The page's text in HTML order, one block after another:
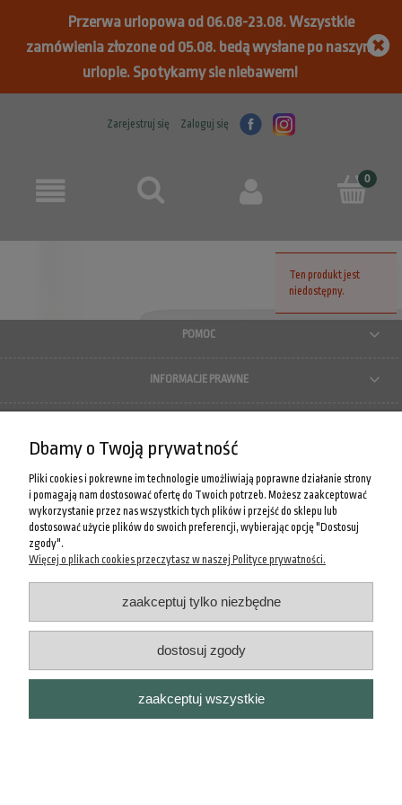
Przerwa urlopowa od 06.08-23.08. Wszystkie
zamówienia złozone od 05.08. bedą wysłane po naszym
urlopie. Spotykamy sie niebawem!
Zarejestruj się Zaloguj się
Ten produkt jest
niedostępny.
POMOC
INFORMACJE PRAWNE
pokaż pełną wersję strony
Dbamy o Twoją prywatność
Pliki cookies i pokrewne im technologie umożliwiają poprawne działanie strony
i pomagają nam dostosować ofertę do Twoich potrzeb. Możesz zaakceptować
wykorzystanie przez nas wszystkich tych plików i przejść do sklepu lub
dostosować użycie plików do swoich preferencji, wybierając opcję "Dostosuj
zgody".
Więcej o plikach cookies przeczytasz w naszej Polityce prywatności.
zaakceptuj tylko niezbędne
dostosuj zgody
zaakceptuj wszystkie